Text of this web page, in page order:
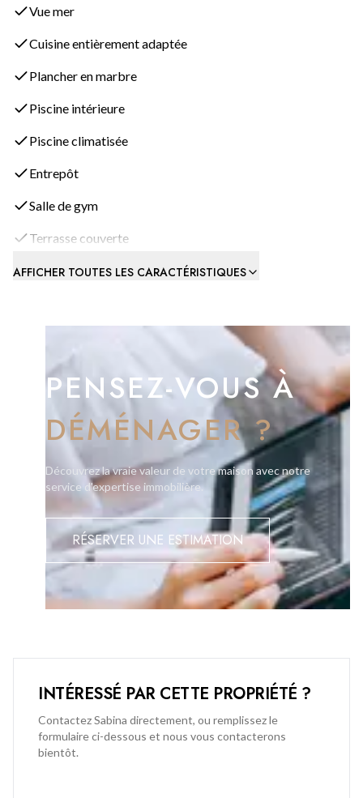
Vue mer
Cuisine entièrement adaptée
Plancher en marbre
Piscine intérieure
Piscine climatisée
Entrepôt
Salle de gym
Terrasse couverte
AFFICHER TOUTES LES CARACTÉRISTIQUES
PENSEZ-VOUS À
DÉMÉNAGER ?
Découvrez la vraie valeur de votre maison avec notre
service d'expertise immobilière.
RÉSERVER UNE ESTIMATION
INTÉRESSÉ PAR CETTE PROPRIÉTÉ ?
Contactez Sabina directement, ou remplissez le
formulaire ci-dessous et nous vous contacterons
bientôt.